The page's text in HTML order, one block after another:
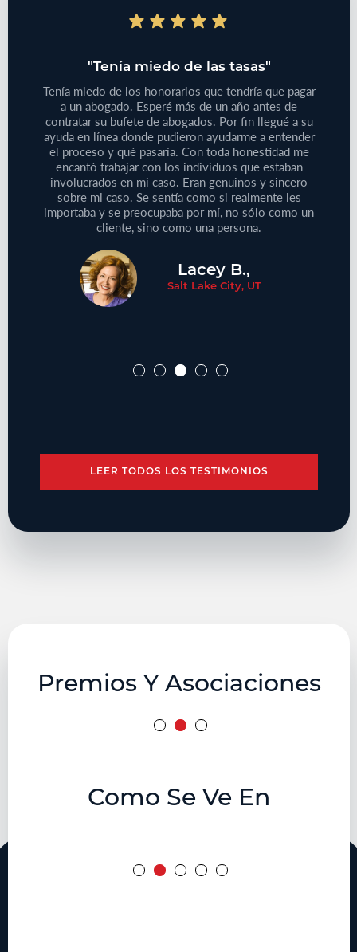
"Tenía miedo de las tasas"
Tenía miedo de los honorarios que tendría que pagar
a un abogado. Esperé más de un año antes de
contratar su bufete de abogados. Por fin llegué a su
ayuda en línea donde pudieron ayudarme a entender
el proceso y qué pasaría. Con toda honestidad me
encantó trabajar con los individuos que estaban
involucrados en mi caso. Eran genuinos y sincero
sobre mi caso. Se sentía como si realmente les
importaba y se preocupaba por mí, no sólo como un
cliente, sino como una persona.
Lacey B.,
Salt Lake City, UT
LEER TODOS LOS TESTIMONIOS
Premios Y Asociaciones
Como Se Ve En